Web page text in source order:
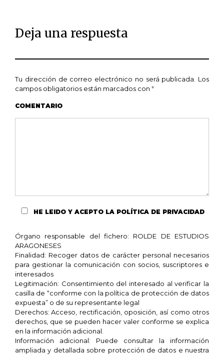
Deja una respuesta
Tu dirección de correo electrónico no será publicada.
Los
campos obligatorios están marcados con *
COMENTARIO
HE LEIDO Y ACEPTO LA POLÍTICA DE PRIVACIDAD
Órgano responsable del fichero: ROLDE DE ESTUDIOS
ARAGONESES
Finalidad: Recoger datos de carácter personal necesarios
para gestionar la comunicación con socios, suscriptores e
interesados
Legitimación: Consentimiento del interesado al verificar la
casilla de “conforme con la política de protección de datos
expuesta” o de su representante legal
Derechos: Acceso, rectificación, oposición, así como otros
derechos, que se pueden hacer valer conforme se explica
en la información adicional.
Información adicional: Puede consultar la información
ampliada y detallada sobre protección de datos e nuestra